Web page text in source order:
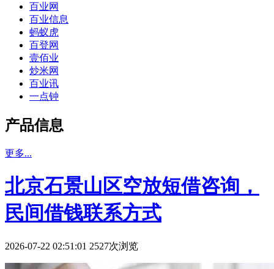
百业网
百业信息
蚂蚁虎
百登网
壹佰业
炒米网
百业讯
一点钟
产品信息
更多...
北京石景山区空放短借咨询，
民间借钱联系方式
2026-07-22 02:51:01 2527次浏览